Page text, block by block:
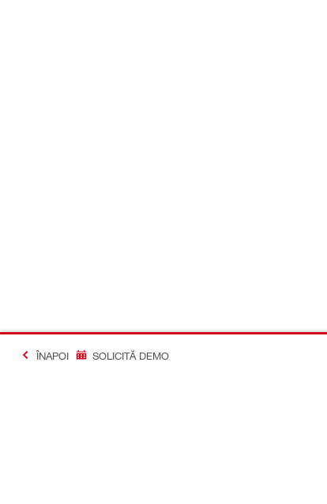
ÎNAPOI SOLICITĂ DEMO